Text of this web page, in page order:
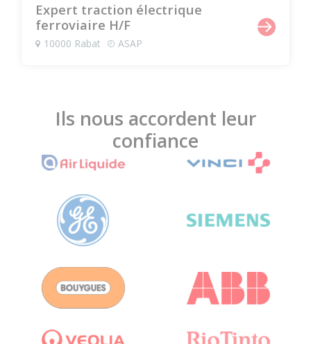
Expert traction électrique
ferroviaire H/F
10000 Rabat ASAP
Ils nous accordent leur
confiance